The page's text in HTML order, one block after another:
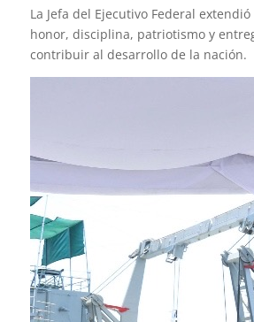
La Jefa del Ejecutivo Federal
honor, disciplina, patriotismo y
contribuir al desarrollo de la nación.